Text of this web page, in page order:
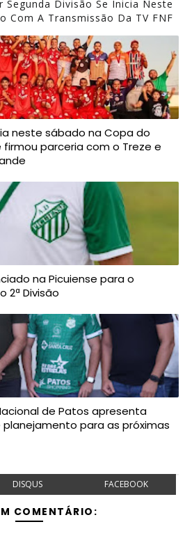
Segunda Divisão Se Inicia Neste
Com A Transmissão Da TV FNF
neste sábado na Copa do
parceria com o Treze e
na Picuiense para o
2ª Divisão
de Patos apresenta
para as próximas
DISQUS FACEBOOK
COMENTÁRIO: